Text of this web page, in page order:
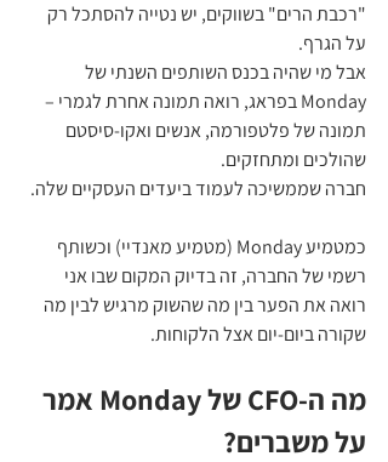
"רכבת הרים" בשווקים, יש נטייה להסתכל רק
על הגרף.
אבל מי שהיה בכנס השותפים השנתי של
Monday בפראג, רואה תמונה אחרת לגמרי –
תמונה של פלטפורמה, אנשים ואקו‑סיסטם
שהולכים ומתחזקים.
חברה שממשיכה לעמוד ביעדים העסקיים שלה.
כמטמיע Monday (מטמיע מאנדיי) וכשותף
רשמי של החברה, זה בדיוק המקום שבו אני
רואה את הפער בין מה שהשוק מרגיש לבין מה
שקורה ביום‑יום אצל הלקוחות.
מה ה‑CFO של Monday אמר
על משברים?